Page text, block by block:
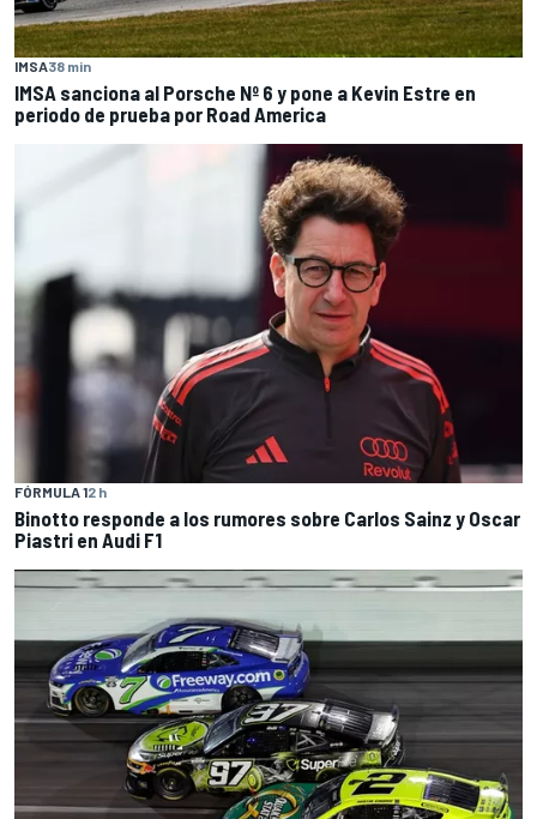
IMSA38 min
IMSA sanciona al Porsche Nº 6 y pone a Kevin Estre en
periodo de prueba por Road America
FÓRMULA 12 h
Binotto responde a los rumores sobre Carlos Sainz y Oscar
Piastri en Audi F1